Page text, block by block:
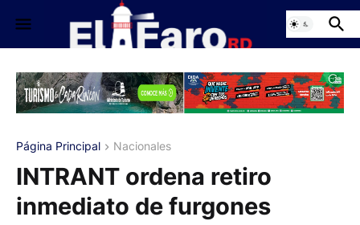
Página Principal Nacionales
INTRANT ordena retiro
inmediato de furgones